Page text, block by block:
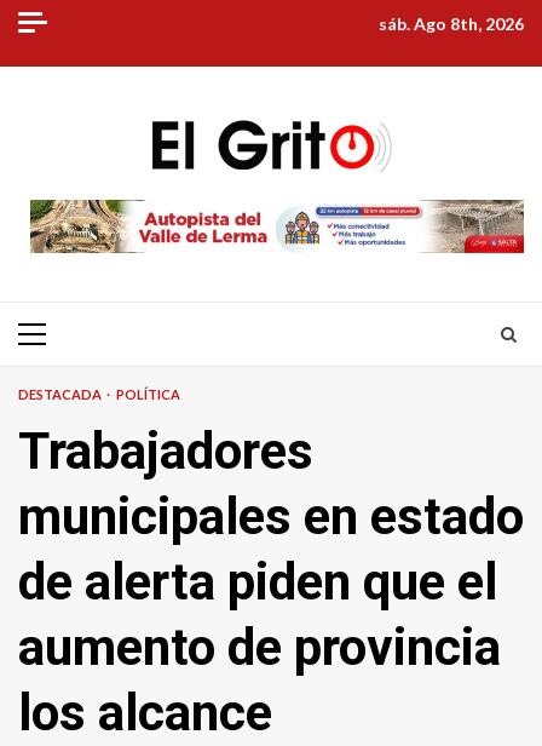
Skip
content
sáb. Ago 8th, 2026
Primary
DESTACADA POLÍTICA
Trabajadores
municipales en estado
de alerta piden que el
aumento de provincia
los alcance